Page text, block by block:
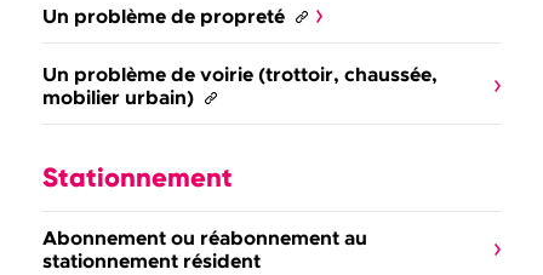
Un problème de propreté
Un problème de voirie (trottoir, chaussée,
mobilier urbain)
Stationnement
Abonnement ou réabonnement au
stationnement résident